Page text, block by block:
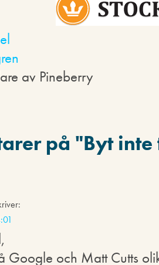
av Pineberry
på "Byt inte
Google och Matt Cutts